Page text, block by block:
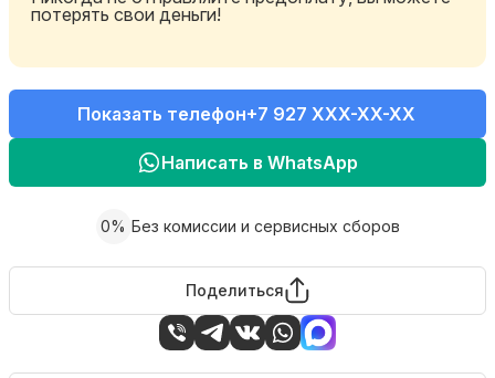
потерять свои деньги!
Показать телефон+7 927 XXX-XX-XX
Написать в WhatsApp
0% Без комиссии и сервисных сборов
Поделиться